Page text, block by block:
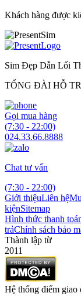
Khách hàng được
Sim Đẹp Dẫn Lối
TỔNG ĐÀI HỖ
Gọi mua hàng
(7:30 - 22:00)
024.33.66.8888
Chat tư vấn
(7:30 - 22:00)
Giới thiệuLiên hệ
kiệnSitemap
Hình thức thanh
trảChính sách bảo
Thành lập từ
2011
Hệ thống điểm giao